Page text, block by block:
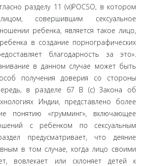
разделу 11 (vi)POCSO, в котором
совершившим сексуаль­ное
ребенка, является такое лицо,
в создание порногра­фических
благодарность за это».
в данном случае может быть
получения доверия со стороны
в разделе 67 В (с) За­кона об
Индии, представ­лено более
понятию «грумминг», включающее
с ребенком по сексуальным
предусматривает, что деяние
в том случае, когда лицо своими
вовлекает или скло­няет детей к